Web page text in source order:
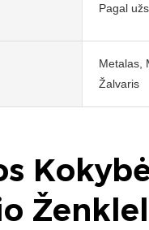
Pagal
Metalas,
Žalvaris